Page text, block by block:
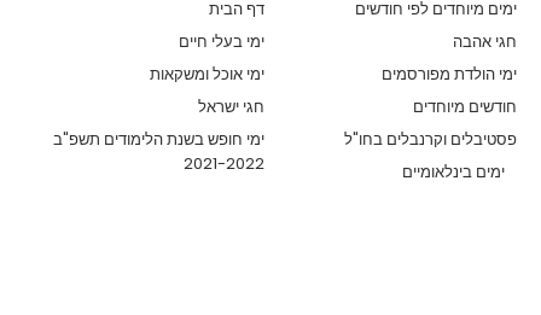
דף הבית
ימים מיוחדים לפי חודשים
ימי בעלי חיים
חגי אהבה
ימי אוכל ומשקאות
ימי הולדת מפורסמים
חגי ישראל
חודשים מיוחדים
ימי חופש בשנת הלימודים תשפ"ב
2021-2022
פסטיבלים וקרנבלים בחו"ל
ימים בינלאומיים